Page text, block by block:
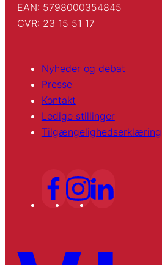
EAN: 5798000354845
CVR: 23 15 51 17
Nyheder og debat
Presse
Kontakt
Ledige stillinger
Tilgængelighedserklæring